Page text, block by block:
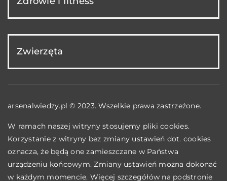
Zwierzęta
arsenalwiedzy.pl © 2023. Wszelkie prawa zastrzeżone.
W ramach naszej witryny stosujemy pliki cookies.
Korzystanie z witryny bez zmiany ustawień dot. cookies
oznacza, że będą one zamieszczane w Państwa
urządzeniu końcowym. Zmiany ustawień można dokonać
w każdym momencie. Więcej szczegółów na podstronie